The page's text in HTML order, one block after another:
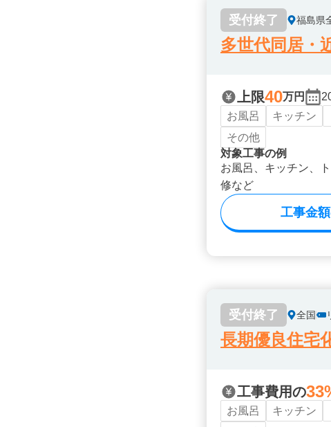
受付終了 福島県
多世代同居・
上限40万円
お風呂
キッチン
その他
対象工事の例
お風呂、キッチン、
修など
工事金
受付終了 全国
長期優良住宅
工事費用の
お風呂
キッチン